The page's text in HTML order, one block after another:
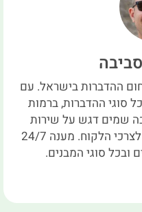
ההדברות בישראל. עם
סוגי ההדברות, ברמות
שמים דגש על שירות
מקצועי ואדיב, בהתאמה מלאה לצרכי הלקוח. מענה 24/7
ובכל סוגי המבנים.